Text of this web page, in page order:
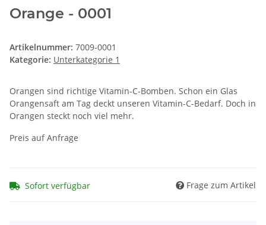
Orange - 0001
Artikelnummer: 7009-0001
Kategorie: Unterkategorie 1
Orangen sind richtige Vitamin-C-Bomben. Schon ein Glas
Orangensaft am Tag deckt unseren Vitamin-C-Bedarf. Doch in
Orangen steckt noch viel mehr.
Preis auf Anfrage
Sofort verfügbar Frage zum Artikel